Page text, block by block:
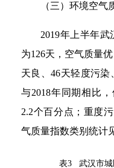
（三）环境空气
2019年上半年
为126天，空气质量
天良、46天轻度污染
与2018年同期相比
2.2个百分点；重度
气质量指数类别统计
表3 武汉市城